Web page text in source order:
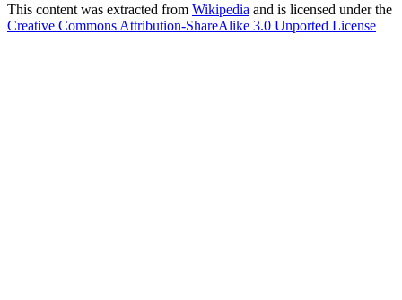
This content was extracted from Wikipedia and is licensed under the
Creative Commons Attribution-ShareAlike 3.0 Unported License